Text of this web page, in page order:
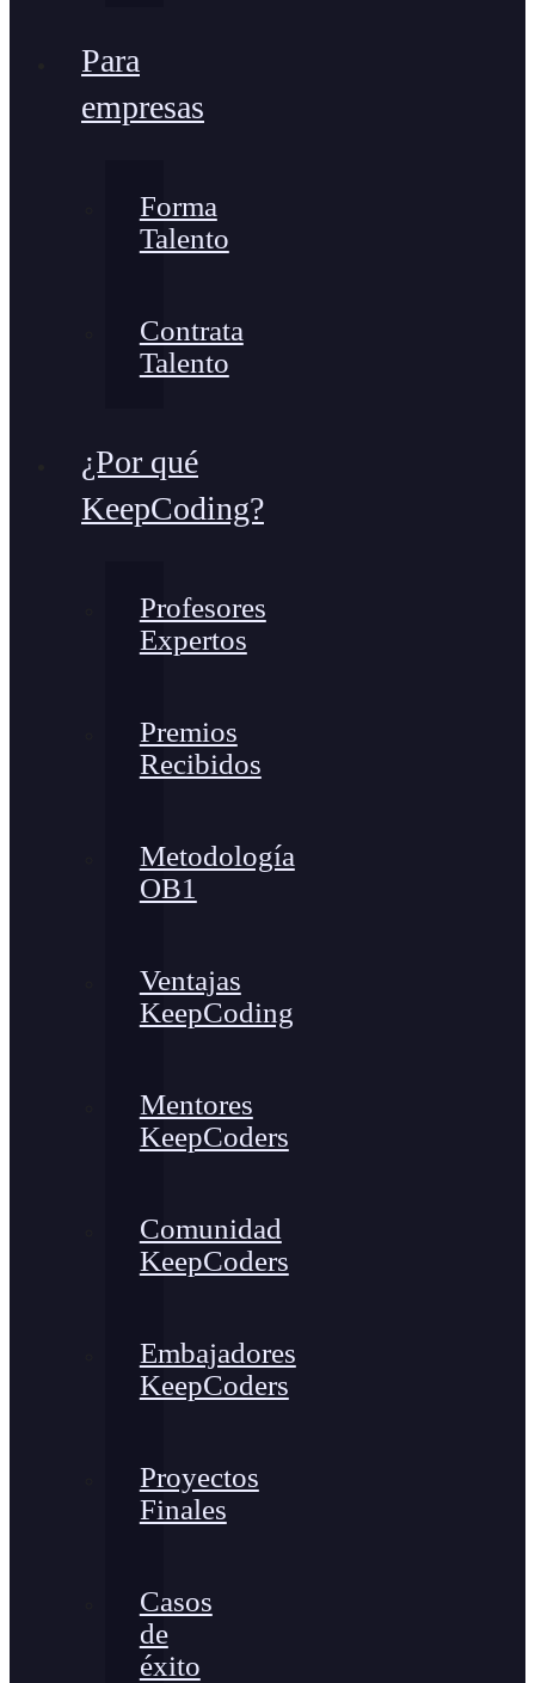
Para
empresas
Forma
Talento
Contrata
Talento
¿Por qué
KeepCoding?
Profesores
Expertos
Premios
Recibidos
Metodología
OB1
Ventajas
KeepCoding
Mentores
KeepCoders
Comunidad
KeepCoders
Embajadores
KeepCoders
Proyectos
Finales
Casos
de
éxito